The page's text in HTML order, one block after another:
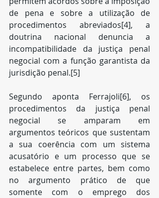
de pena e sobre a utilização de
procedimentos abreviados[4], a
doutrina nacional denuncia a
incompatibilidade da justiça penal
negocial com a função garantista da
jurisdição penal.[5]
Segundo aponta Ferrajoli[6], os
procedimentos da justiça penal
negocial se amparam em
argumentos teóricos que sustentam
a sua coerência com um sistema
acusatório e um processo que se
estabelece entre partes, bem como
no argumento prático de que
somente com o emprego dos